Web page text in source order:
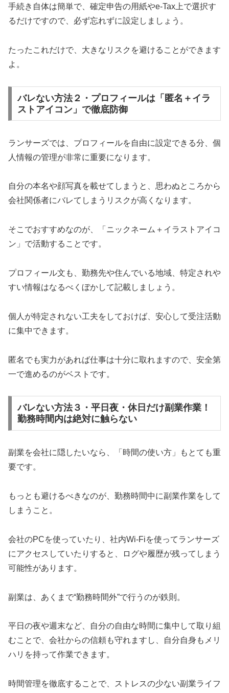
手続き自体は簡単で、確定申告の用紙やe-Tax上で選択す
るだけですので、必ず忘れずに設定しましょう。
たったこれだけで、大きなリスクを避けることができます
よ。
バレない方法２・プロフィールは「匿名＋イラ
ストアイコン」で徹底防御
ランサーズでは、プロフィールを自由に設定できる分、個
人情報の管理が非常に重要になります。
自分の本名や顔写真を載せてしまうと、思わぬところから
会社関係者にバレてしまうリスクが高くなります。
そこでおすすめなのが、「ニックネーム＋イラストアイコ
ン」で活動することです。
プロフィール文も、勤務先や住んでいる地域、特定されや
すい情報はなるべくぼかして記載しましょう。
個人が特定されない工夫をしておけば、安心して受注活動
に集中できます。
匿名でも実力があれば仕事は十分に取れますので、安全第
一で進めるのがベストです。
バレない方法３・平日夜・休日だけ副業作業！
勤務時間内は絶対に触らない
副業を会社に隠したいなら、「時間の使い方」もとても重
要です。
もっとも避けるべきなのが、勤務時間中に副業作業をして
しまうこと。
会社のPCを使っていたり、社内Wi-Fiを使ってランサーズ
にアクセスしていたりすると、ログや履歴が残ってしまう
可能性があります。
副業は、あくまで“勤務時間外”で行うのが鉄則。
平日の夜や週末など、自分の自由な時間に集中して取り組
むことで、会社からの信頼も守れますし、自分自身もメリ
ハリを持って作業できます。
時間管理を徹底することで、ストレスの少ない副業ライフ